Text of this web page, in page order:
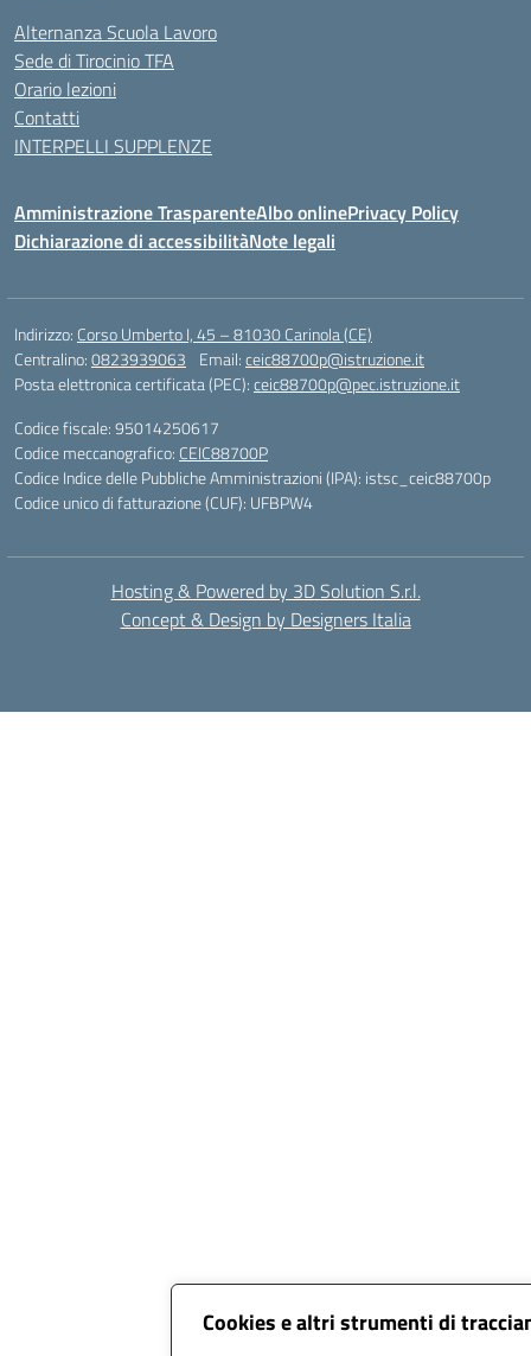
Cookies e altri strumenti di
Alternanza Scuola Lavoro
Sede di Tirocinio TFA
Orario lezioni
Contatti
INTERPELLI SUPPLENZE
Amministrazione TrasparenteAlbo onlinePrivacy Policy
Dichiarazione di accessibilitàNote legali
Indirizzo: Corso Umberto I, 45 – 81030 Carinola (CE)
Centralino:0823939063 Email:ceic88700p@istruzione.it
Posta elettronica certificata (PEC):ceic88700p@pec.istruzione.it
Codice fiscale: 95014250617
Codice meccanografico: CEIC88700P
Codice Indice delle Pubbliche Amministrazioni (IPA): istsc_ceic88700p
Codice unico di fatturazione (CUF): UFBPW4
Hosting & Powered by 3D Solution S.r.l.
Concept & Design by Designers Italia